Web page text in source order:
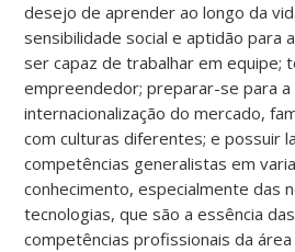
desejo de aprender ao longo da
sensibilidade social e aptidão para
ser capaz de trabalhar em equipe;
empreendedor; preparar-se para a
internacionalização do mercado,
com culturas diferentes; e possuir
competências generalistas em
conhecimento, especialmente das
tecnologias, que são a essência
competências profissionais da área